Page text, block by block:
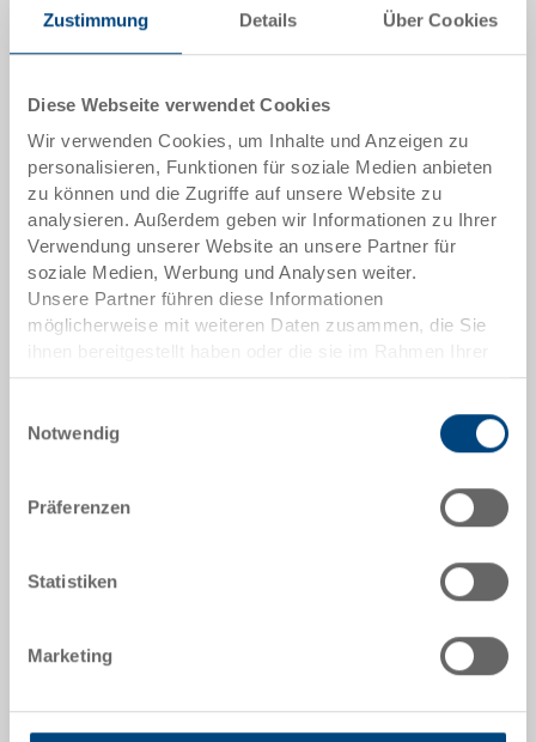
Zustimmung Details Über Cookies
Diese Webseite verwendet Cookies
Wir verwenden Cookies, um Inhalte und Anzeigen zu
personalisieren, Funktionen für soziale Medien anbieten
zu können und die Zugriffe auf unsere Website zu
analysieren. Außerdem geben wir Informationen zu Ihrer
Verwendung unserer Website an unsere Partner für
soziale Medien, Werbung und Analysen weiter.
Unsere Partner führen diese Informationen
möglicherweise mit weiteren Daten zusammen, die Sie
Nutzung der Dienste gesammelt haben.
Notwendig
Präferenzen
Statistiken
Marketing
In den Warenkorb
Mindestbestellmenge: 250 Stück
ab 250 Stück CHF 34.55
Mengenstaffeln entsprechen Verpackungseinheiten.
Artikeldaten
600 x 400 x 370 mm
Angebot anfordern
Technische Daten